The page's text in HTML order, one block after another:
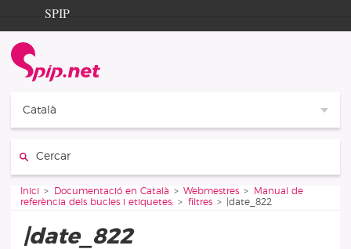
Aller au contenu
Aller à la navigation
SPIP
Documentation
Contribution
Català
Vous êtes ici :
Inici Documentació en Català Webmestres
Manual de
referència dels bucles i etiquetes:
filtres |date_822
|date_822